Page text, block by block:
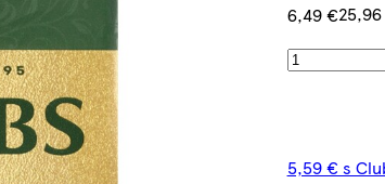
6,49 €
5,59 € s